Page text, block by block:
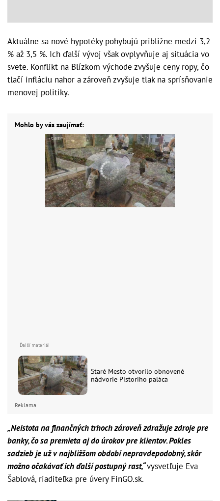
Aktuálne sa nové hypotéky pohybujú približne medzi 3,2
% až 3,5 %. Ich ďalší vývoj však ovplyvňuje aj situácia vo
svete. Konflikt na Blízkom východe zvyšuje ceny ropy, čo
tlačí infláciu nahor a zároveň zvyšuje tlak na sprísňovanie
menovej politiky.
Mohlo by vás zaujímať:
Staré Mesto otvorilo obnovené
nádvorie Pistoriho paláca
Reklama
„Neistota na finančných trhoch zároveň zdražuje zdroje pre
banky, čo sa premieta aj do úrokov pre klientov. Pokles
sadzieb je už v najbližšom období nepravdepodobný, skôr
možno očakávať ich ďalší postupný rast,“vysvetľuje Eva
Šablová, riaditeľka pre úvery FinGO.sk.